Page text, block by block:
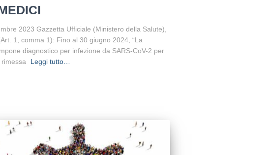
2023 Gazzetta Ufficiale (Ministero della Salute),
1, comma 1): Fino al 30 giugno 2024, “La
diagnostico per infezione da SARS-CoV-2 per
rimessa
Leggi tutto…